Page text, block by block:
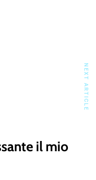
il mio
NEXT ARTICLE